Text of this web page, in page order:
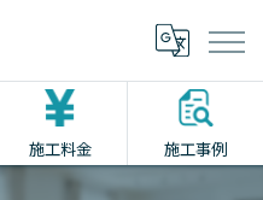
施工料金 施工事例